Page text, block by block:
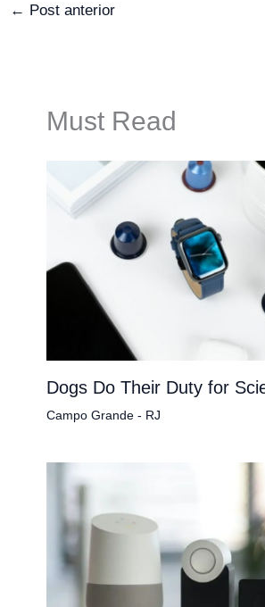
← Post anterior
Must Read
Dogs Do Their Duty for
Campo Grande - RJ